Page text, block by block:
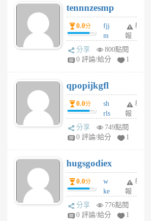
6
個
月
前
tennnzesmp
0.0分
fjj
m
w
rs
6
個
月
前
舉
報
分享
800點閱
0 評論/給分
1
qpopijkgfl
0.0分
sh
rls
k
m
6
個
月
前
舉
報
分享
749點閱
0 評論/給分
1
hugsgodiex
0.0分
w
ke
rv
pj
舉
報
分享
776點閱
0 評論/給分
1